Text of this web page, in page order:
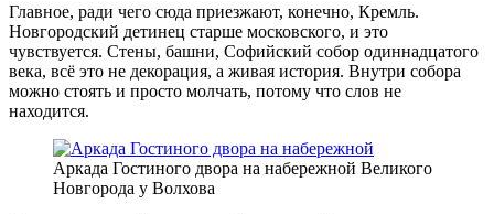
Главное, ради чего сюда приезжают, конечно, Кремль.
Новгородский детинец старше московского, и это
чувствуется. Стены, башни, Софийский собор одиннадцатого
века, всё это не декорация, а живая история. Внутри собора
можно стоять и просто молчать, потому что слов не
находится.
Аркада Гостиного двора на набережной Великого
Новгорода у Волхова